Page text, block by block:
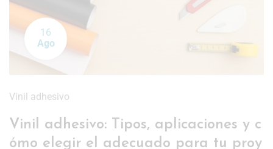
16
Ago
Vinil adhesivo
Vinil adhesivo: Tipos, aplicaciones y c
ómo elegir el adecuado para tu proy